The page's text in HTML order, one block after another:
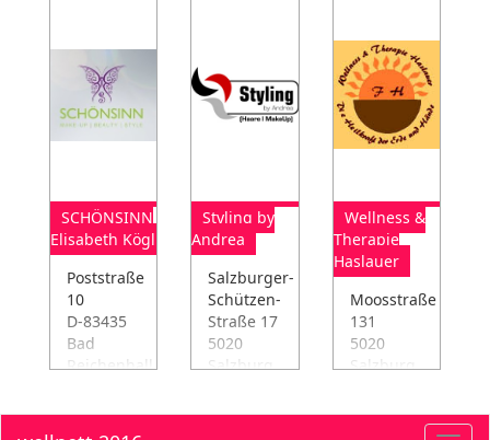
SCHÖNSINN
Elisabeth Kögl
Poststraße
10
D-83435
Bad
Reichenhall
Leistungen:
Kosmetikstudio,
Styling by
Andrea
Salzburger-
Schützen-
Straße 17
5020
Salzburg
Leistungen:
Wellness &
Therapie
Haslauer
Moosstraße
131
5020
Salzburg
Leistungen:
Kosmetikstudio,